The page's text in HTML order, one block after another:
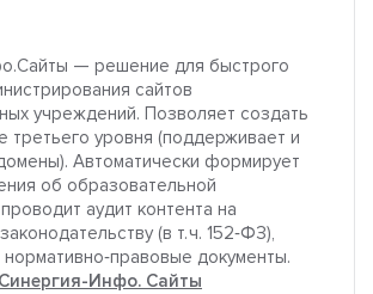
— решение для быстрого
сайтов
учреждений. Позволяет создать
третьего уровня (поддерживает и
Автоматически формирует
об образовательной
аудит контента на
(в т. ч. 152‑ФЗ),
нормативно‑правовые документы.
Инфо. Сайты